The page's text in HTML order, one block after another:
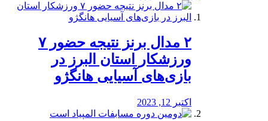
۲ مدال برنز نتیجه حضور ۷
ورزشکار استان البرز در
بازی‌های آسیایی هانگژو
اکتبر 12, 2023